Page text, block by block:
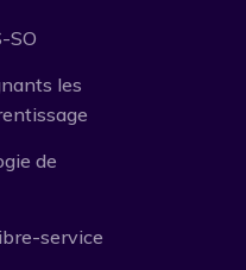
SO
les
de
service